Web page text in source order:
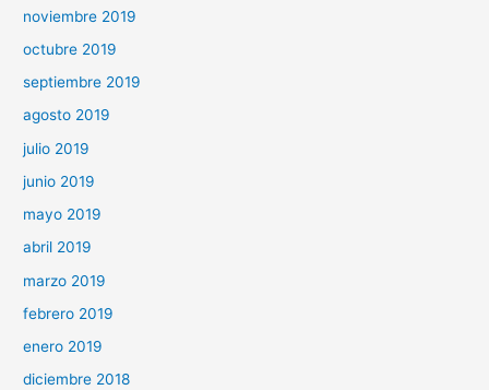
noviembre 2019
octubre 2019
septiembre 2019
agosto 2019
julio 2019
junio 2019
mayo 2019
abril 2019
marzo 2019
febrero 2019
enero 2019
diciembre 2018